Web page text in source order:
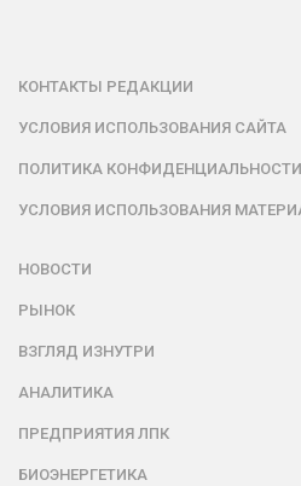
КОНТАКТЫ РЕДАКЦИИ
УСЛОВИЯ ИСПОЛЬЗОВАНИЯ САЙТА
ПОЛИТИКА КОНФИДЕНЦИАЛЬНОСТИ
УСЛОВИЯ ИСПОЛЬЗОВАНИЯ
НОВОСТИ
РЫНОК
ВЗГЛЯД ИЗНУТРИ
АНАЛИТИКА
ПРЕДПРИЯТИЯ ЛПК
БИОЭНЕРГЕТИКА